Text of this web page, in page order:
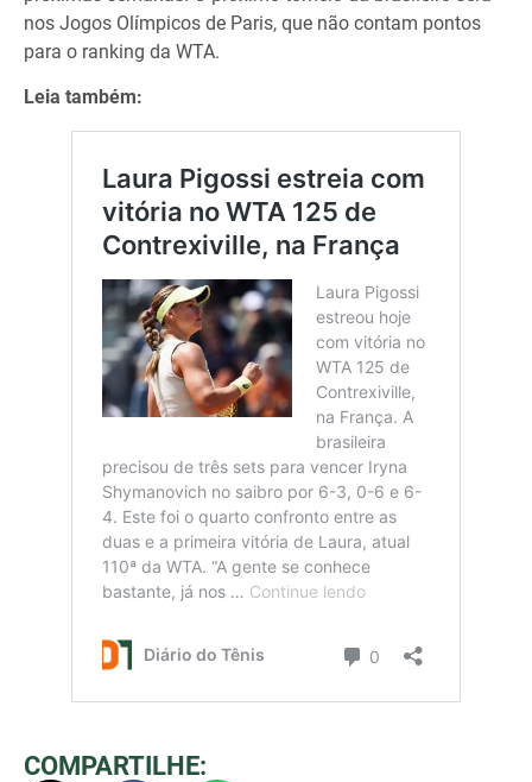
nos Jogos Olímpicos de Paris, que não contam pontos
para o ranking da WTA.
Leia também:
COMPARTILHE: